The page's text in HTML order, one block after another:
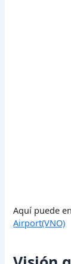
Aquí puede
Airport(VNO)